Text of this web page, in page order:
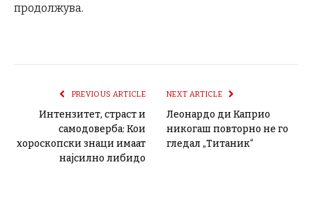
продолжува.
PREVIOUS ARTICLE
Интензитет, страст и
самодоверба: Кои
хороскопски знаци имаат
најсилно либидо
NEXT ARTICLE
Леонардо ди Каприо
никогаш повторно не го
гледал „Титаник“